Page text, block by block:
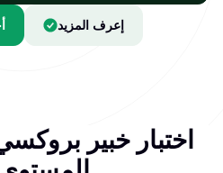
إعرف المزيد
اختبار خبير